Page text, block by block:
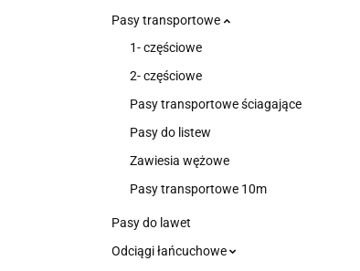
Pasy transportowe
1- częściowe
2- częściowe
Pasy transportowe ściagające
Pasy do listew
Zawiesia wężowe
Pasy transportowe 10m
Pasy do lawet
Odciągi łańcuchowe